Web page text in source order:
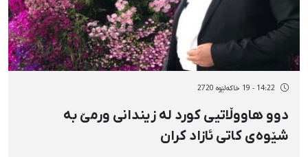
14:22 - 19 خاکەلێوه 2720
دوو هاووڵاتیی کورد لە زیندانی ورمێ بە
شێوەی کاتی ئازاد کران